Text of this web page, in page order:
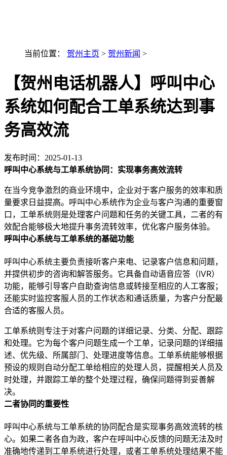
当前位置： 贺州主页 > 贺州新闻 >
【贺州电话机器人】呼叫中心
系统如何配合工单系统达到事
务高效流
发布时间： 2025-01-13
呼叫中心系统与工单系统协同：实现事务高效流转
在当今竞争激烈的商业环境中，企业对于客户服务的效率和质
量要求日益提高。呼叫中心系统作为企业与客户沟通的重要窗
口，工单系统则是处理客户问题和任务的关键工具，二者的有
效配合能够极大地提升事务流转效率，优化客户服务体验。
呼叫中心系统与工单系统的基础功能
呼叫中心系统主要负责接听客户来电、记录客户信息和问题，
并提供初步的咨询和解答服务。它具备自动语音应答（IVR）
功能，能够引导客户自助查询信息或转接至相应的人工客服；
还能实时监控客服人员的工作状态和通话质量，为客户分配最
合适的客服人员。
工单系统则专注于对客户问题的详细记录、分类、分配、跟踪
和处理。它为每个客户问题生成一个工单，记录问题的详细描
述、优先级、所属部门、处理进度等信息。工单系统能够根据
预设的规则自动分配工单给相应的处理人员，提醒相关人员及
时处理，并跟踪工单的整个处理过程，确保问题得到妥善解
决。
二者协同的重要性
呼叫中心系统与工单系统的协同配合是实现事务高效流转的核
心。如果二者各自为政，客户在呼叫中心反馈的问题无法及时
准确地传递到工单系统进行处理，或者工单系统处理结果不能